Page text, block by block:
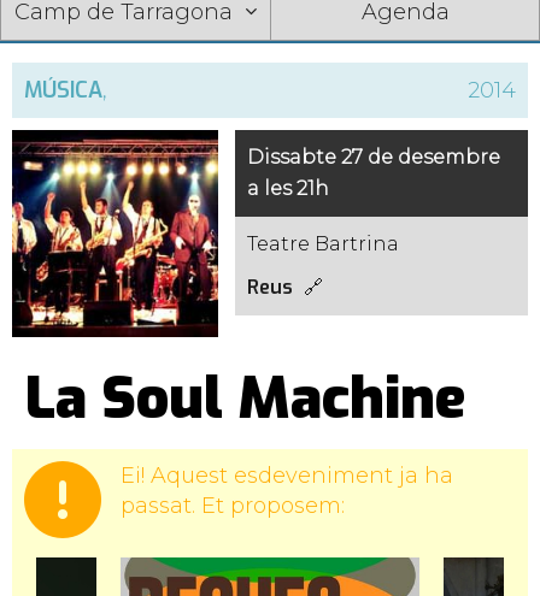
Camp de Tarragona Agenda
MÚSICA, 2014
Dissabte 27 de desembre
a les 21h
Teatre Bartrina
Reus
La Soul Machine
Ei! Aquest esdeveniment ja ha
passat. Et proposem: